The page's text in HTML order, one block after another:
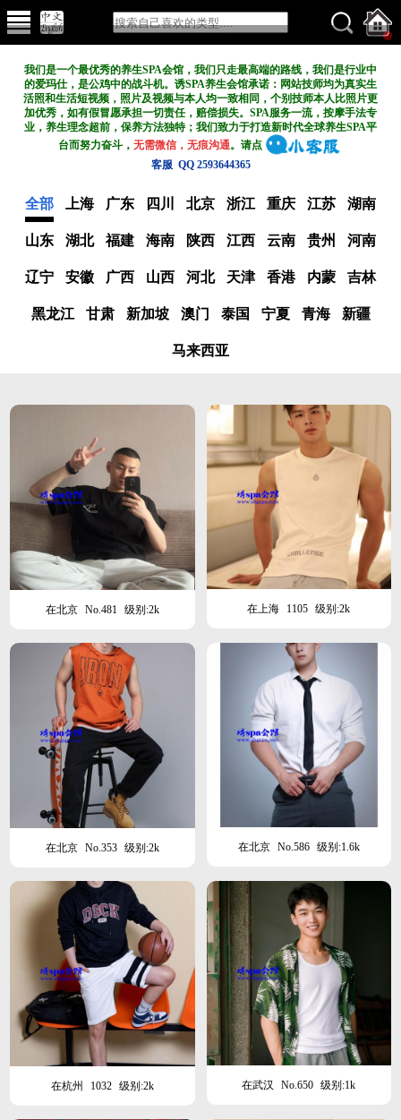
我们是一个最优秀的养生SPA会馆，我们只走最高端的路线，我们是行业中
的爱玛仕，是公鸡中的战斗机。诱SPA养生会馆承诺：网站技师均为真实生
活照和生活短视频，照片及视频与本人均一致相同，个别技师本人比照片更
加优秀，如有假冒愿承担一切责任，赔偿损失。SPA服务一流，按摩手法专
业，养生理念超前，保养方法独特；我们致力于打造新时代全球养生SPA平
台而努力奋斗，无需微信，无痕沟通。请点
客服 QQ 2593644365
全部 上海 广东 四川 北京 浙江 重庆 江苏 湖南
山东 湖北 福建 海南 陕西 江西 云南 贵州 河南
辽宁 安徽 广西 山西 河北 天津 香港 内蒙 吉林
黑龙江 甘肃 新加坡 澳门 泰国 宁夏 青海 新疆
马来西亚
在北京 No.481 级别:2k 在上海 1105 级别:2k
在北京 No.353 级别:2k 在北京 No.586 级别:1.6k
在杭州 1032 级别:2k 在武汉 No.650 级别:1k